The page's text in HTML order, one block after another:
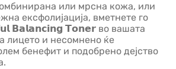
или мрсна кожа, или
ексфолијација, вметнете го
𝗕𝗮𝗹𝗮𝗻𝗰𝗶𝗻𝗴 𝗧𝗼𝗻𝗲𝗿 во вашата
лицето и несомнено ќе
бенефит и подобрено дејство